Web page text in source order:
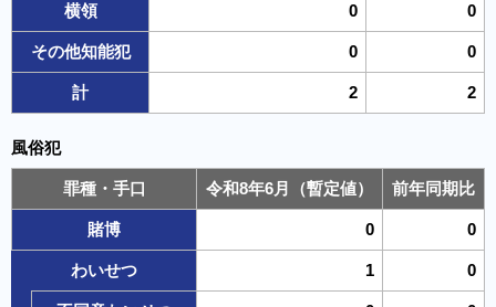
横領 0 0
その他知能犯 0 0
計 2 2
風俗犯
罪種・手口 令和8年6月（暫定値） 前年同期比
賭博 0 0
わいせつ 1 0